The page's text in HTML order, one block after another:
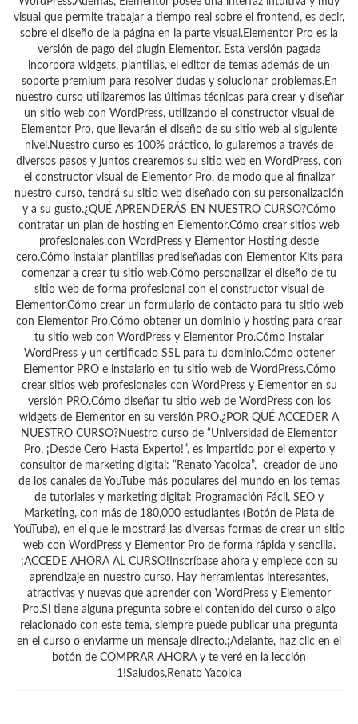
visual que permite trabajar a tiempo real sobre el frontend, es decir,
sobre el diseño de la página en la parte visual.Elementor Pro es la
versión de pago del plugin Elementor. Esta versión pagada
incorpora widgets, plantillas, el editor de temas además de un
soporte premium para resolver dudas y solucionar problemas.En
nuestro curso utilizaremos las últimas técnicas para crear y diseñar
un sitio web con WordPress, utilizando el constructor visual de
Elementor Pro, que llevarán el diseño de su sitio web al siguiente
nivel.Nuestro curso es 100% práctico, lo guiaremos a través de
diversos pasos y juntos crearemos su sitio web en WordPress, con
el constructor visual de Elementor Pro, de modo que al finalizar
nuestro curso, tendrá su sitio web diseñado con su personalización
y a su gusto.¿QUÉ APRENDERÁS EN NUESTRO CURSO?Cómo
contratar un plan de hosting en Elementor.Cómo crear sitios web
profesionales con WordPress y Elementor Hosting desde
cero.Cómo instalar plantillas prediseñadas con Elementor Kits para
comenzar a crear tu sitio web.Cómo personalizar el diseño de tu
sitio web de forma profesional con el constructor visual de
Elementor.Cómo crear un formulario de contacto para tu sitio web
con Elementor Pro.Cómo obtener un dominio y hosting para crear
tu sitio web con WordPress y Elementor Pro.Cómo instalar
WordPress y un certificado SSL para tu dominio.Cómo obtener
Elementor PRO e instalarlo en tu sitio web de WordPress.Cómo
crear sitios web profesionales con WordPress y Elementor en su
versión PRO.Cómo diseñar tu sitio web de WordPress con los
widgets de Elementor en su versión PRO.¿POR QUÉ ACCEDER A
NUESTRO CURSO?Nuestro curso de “Universidad de Elementor
Pro, ¡Desde Cero Hasta Experto!”, es impartido por el experto y
consultor de marketing digital: “Renato Yacolca”, creador de uno
de los canales de YouTube más populares del mundo en los temas
de tutoriales y marketing digital: Programación Fácil, SEO y
Marketing, con más de 180,000 estudiantes (Botón de Plata de
YouTube), en el que le mostrará las diversas formas de crear un sitio
web con WordPress y Elementor Pro de forma rápida y sencilla.
¡ACCEDE AHORA AL CURSO!Inscríbase ahora y empiece con su
aprendizaje en nuestro curso. Hay herramientas interesantes,
atractivas y nuevas que aprender con WordPress y Elementor
Pro.Si tiene alguna pregunta sobre el contenido del curso o algo
relacionado con este tema, siempre puede publicar una pregunta
en el curso o enviarme un mensaje directo.¡Adelante, haz clic en el
botón de COMPRAR AHORA y te veré en la lección
1!Saludos,Renato Yacolca